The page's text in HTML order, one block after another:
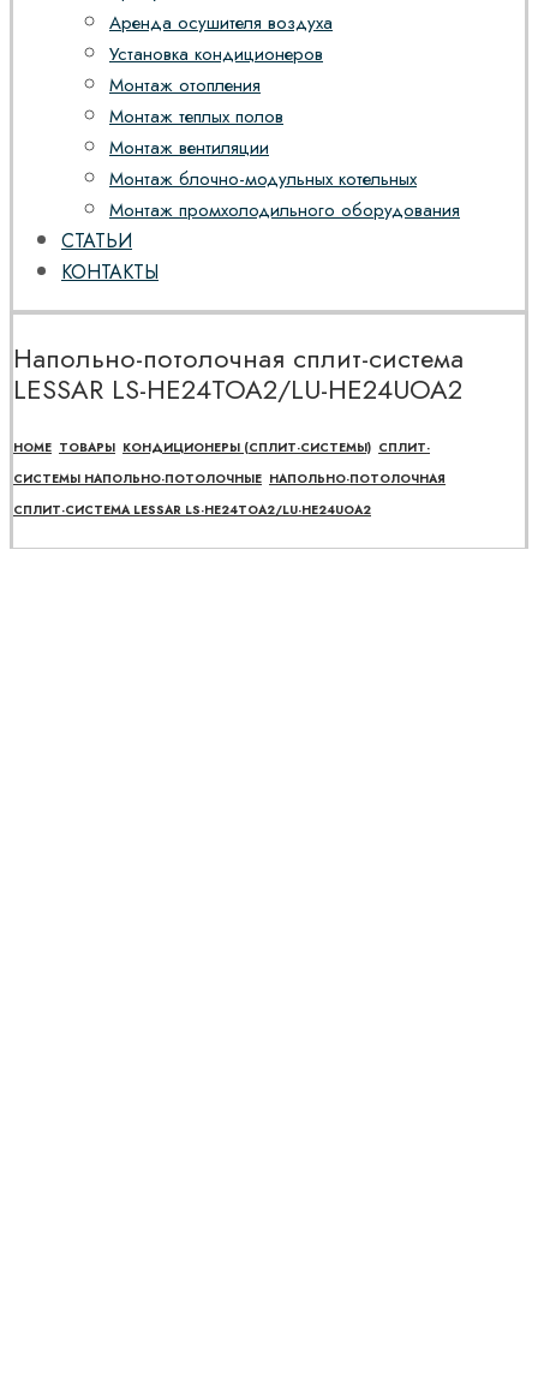
Аренда осушителя воздуха
Установка кондиционеров
Монтаж отопления
Монтаж теплых полов
Монтаж вентиляции
Монтаж блочно-модульных котельных
Монтаж промхолодильного оборудования
СТАТЬИ
КОНТАКТЫ
Напольно-потолочная сплит-система
LESSAR LS-HE24TOA2/LU-HE24UOA2
HOME ТОВАРЫ КОНДИЦИОНЕРЫ (СПЛИТ-СИСТЕМЫ) СПЛИТ-
СИСТЕМЫ НАПОЛЬНО-ПОТОЛОЧНЫЕ НАПОЛЬНО-ПОТОЛОЧНАЯ
СПЛИТ-СИСТЕМА LESSAR LS-HE24TOA2/LU-HE24UOA2